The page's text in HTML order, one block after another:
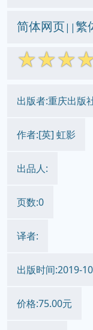
简体网页||繁
☆☆☆
出版者:重庆出版
作者:[英] 虹影
出品人:
页数:0
译者:
出版时间:2019-10
价格:75.00元